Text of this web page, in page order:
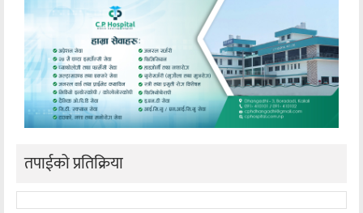
तपाईको प्रतिक्रिया